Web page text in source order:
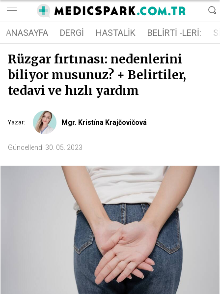
ANASAYFA DERGI HASTALIK BELIRTI -LERI:
Rüzgar fırtınası: nedenlerini
biliyor musunuz? + Belirtiler,
tedavi ve hızlı yardım
Yazar: Mgr. Kristína Krajčovičová
Güncellendi 30. 05. 2023